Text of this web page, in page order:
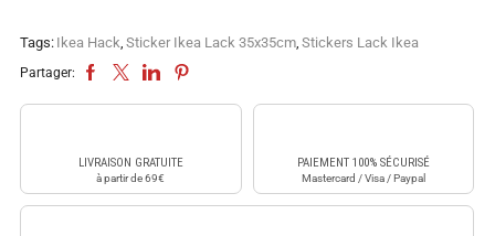
Tags: Ikea Hack Sticker Ikea Lack 35x35cm Stickers Lack Ikea
Partager:
LIVRAISON GRATUITE
à partir de 69€
PAIEMENT 100% SÉCURISÉ
Mastercard / Visa / Paypal